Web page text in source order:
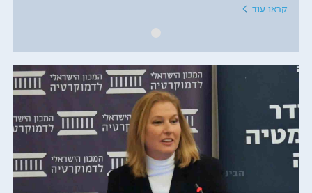
קראו עוד